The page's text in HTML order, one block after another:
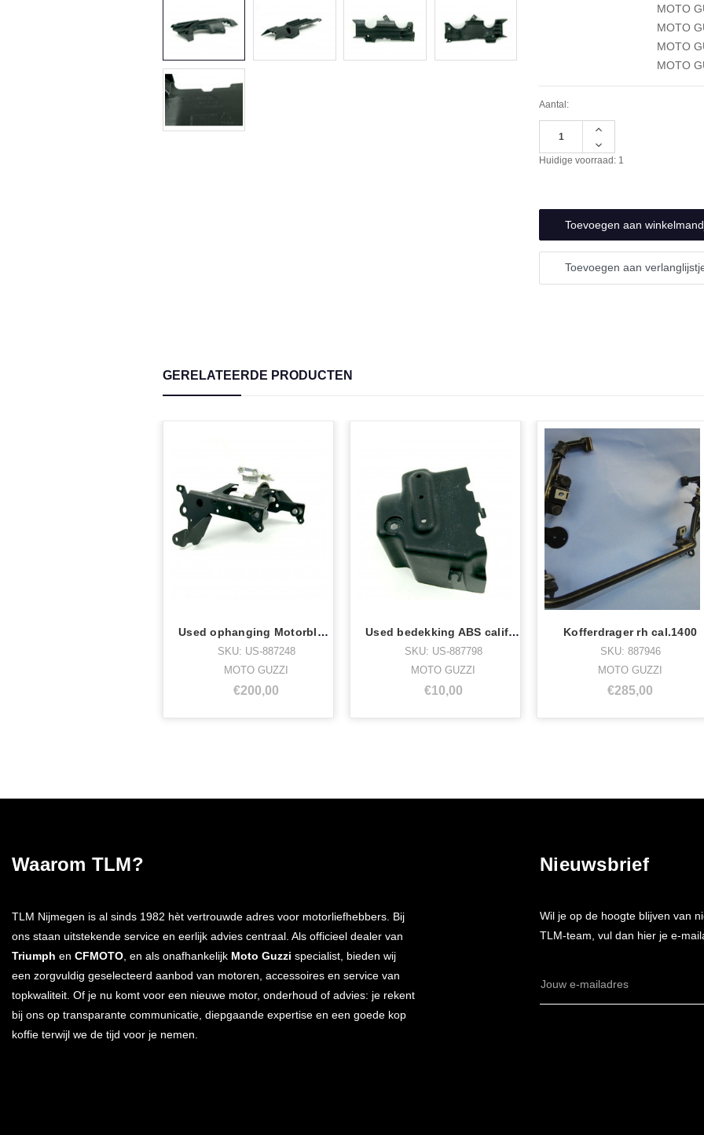
MOTO
MOTO
MOTO
MOTO
Aantal:
Hoeveelheid
van
undefined
Hoeveelheid
verlagen
van
Huidige voorraad: 1
Toevoegen aan
GERELATEERDE PRODUCTEN
Used ophanging Motorblok onder cal 1400
SKU: US-887248
MOTO GUZZI
€200,00
Used bedekking ABS california 1400
SKU: US-887798
MOTO GUZZI
€10,00
Kofferdrager rh cal.1400
SKU: 887946
MOTO GUZZI
€285,00
Waarom TLM?
TLM Nijmegen is al sinds 1982 hèt vertrouwde adres voor motorliefhebbers. Bij
ons staan uitstekende service en eerlijk advies centraal. Als officieel dealer van
Triumph en CFMOTO , en als onafhankelijk Moto Guzzi specialist, bieden wij
een zorgvuldig geselecteerd aanbod van motoren, accessoires en service van
topkwaliteit. Of je nu komt voor een nieuwe motor, onderhoud of advies: je rekent
bij ons op transparante communicatie, diepgaande expertise en een goede kop
koffie terwijl we de tijd voor je nemen.
Nieuwsbrief
Wil je op de hoogte blijven van
TLM-team, vul dan hier je e-
E-